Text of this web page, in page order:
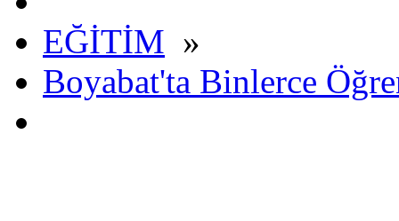
EĞİTİM »
Boyabat'ta Binlerce